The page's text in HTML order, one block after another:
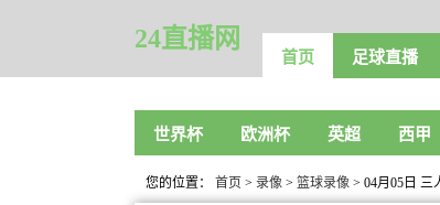
24直播网
首页 足球直播
世界杯 欧洲杯 英超 西甲
您的位置： 首页 > 录像 > 篮球录像 > 04月05日